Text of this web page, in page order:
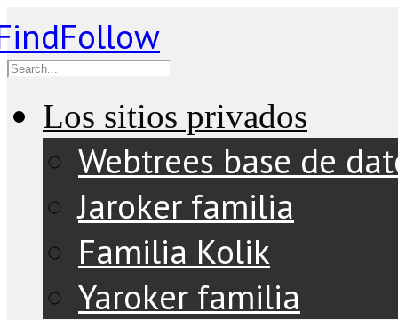
Los sitios privados
Webtrees base de
Jaroker familia
Familia Kolik
Yaroker familia